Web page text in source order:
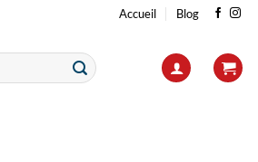
Accueil Blog